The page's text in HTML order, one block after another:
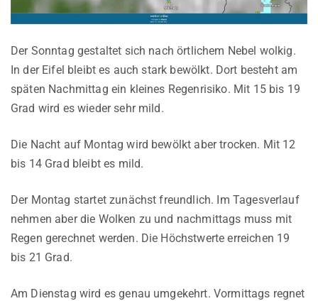
Der Sonntag gestaltet sich nach örtlichem Nebel wolkig.
In der Eifel bleibt es auch stark bewölkt. Dort besteht am
späten Nachmittag ein kleines Regenrisiko. Mit 15 bis 19
Grad wird es wieder sehr mild.
Die Nacht auf Montag wird bewölkt aber trocken. Mit 12
bis 14 Grad bleibt es mild.
Der Montag startet zunächst freundlich. Im Tagesverlauf
nehmen aber die Wolken zu und nachmittags muss mit
Regen gerechnet werden. Die Höchstwerte erreichen 19
bis 21 Grad.
Am Dienstag wird es genau umgekehrt. Vormittags regnet